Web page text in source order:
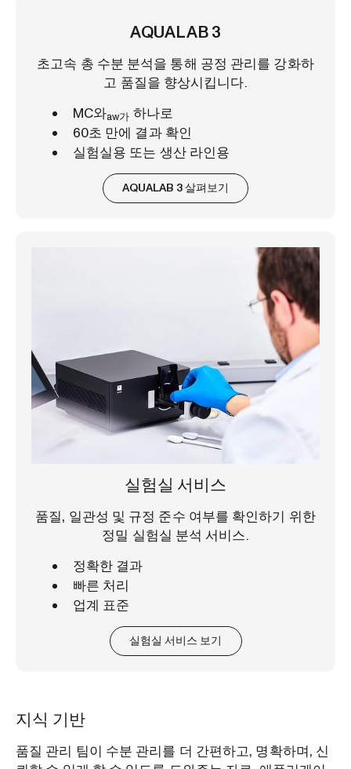
AQUALAB 3
초고속 총 수분 분석을 통해 공정 관리를 강화하
고 품질을 향상시킵니다.
MC와aw가 하나로
60초 만에 결과 확인
실험실용 또는 생산 라인용
AQUALAB 3 살펴보기
실험실 서비스
품질, 일관성 및 규정 준수 여부를 확인하기 위한
정밀 실험실 분석 서비스.
정확한 결과
빠른 처리
업계 표준
실험실 서비스 보기
지식 기반
품질 관리 팀이 수분 관리를 더 간편하고, 명확하며, 신